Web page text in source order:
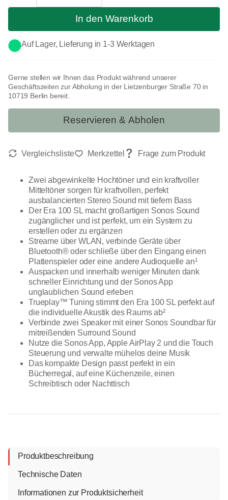
Zwei abgewinkelte Hochtöner und ein kraftvoller
Mitteltöner sorgen für kraftvollen, perfekt
ausbalancierten Stereo Sound mit tiefem Bass
Der Era 100 SL macht großartigen Sonos Sound
zugänglicher und ist perfekt, um ein System zu
erstellen oder zu ergänzen
Streame über WLAN, verbinde Geräte über
Bluetooth® oder schließe über den Eingang einen
Plattenspieler oder eine andere Audioquelle an¹
Auspacken und innerhalb weniger Minuten dank
schneller Einrichtung und der Sonos App
unglaublichen Sound erleben
Trueplay™ Tuning stimmt den Era 100 SL perfekt auf
die individuelle Akustik des Raums ab²
Verbinde zwei Speaker mit einer Sonos Soundbar für
mitreißenden Surround Sound
Nutze die Sonos App, Apple AirPlay 2 und die Touch
Steuerung und verwalte mühelos deine Musik
Das kompakte Design passt perfekt in ein
Bücherregal, auf eine Küchenzeile, einen
Schreibtisch oder Nachttisch
Gerne stellen wir Ihnen das Produkt während unserer
Geschäftszeiten zur Abholung in der Lietzenburger Straße 70 in
10719 Berlin bereit.
Reservieren & Abholen
Auf Lager, Lieferung in 1-3 Werktagen
In den Warenkorb
Produktbeschreibung
Technische Daten
Informationen zur Produktsicherheit